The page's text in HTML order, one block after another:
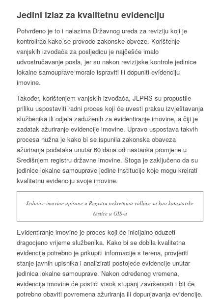
Jedini izlaz za kvalitetnu evidenciju
Potvrđeno je to i nalazima Državnog ureda za reviziju koji je
kontrolirao kako se provode zakonske obveze. Korištenje
vanjskih izvođača za posljedicu je najčešće imalo
udvostručavanje posla, jer su nakon revizijske kontrole jedinice
lokalne samouprave morale ispraviti ili dopuniti evidenciju
imovine.
Također, korištenjem vanjskih izvođača, JLPRS su propustile
priliku uspostaviti radni proces koji će uvesti praksu izvještavanja
službenika ili odjela zaduženih za evidentiranje imovine, a čiji je
zadatak ažuriranje evidencije imovine. Upravo uspostava takvih
procesa nužna je kako bi se ispunila zakonska obaveza
ažuriranja podataka unutar 60 dana od nastanka promjene u
Središnjem registru državne imovine. Stoga je zaključeno da su
jedinice lokalne samouprave jedine institucije koje mogu kreirati
kvalitetnu evidenciju svoje imovine.
Jedinice imovine upisane u Registru nekretnina vidljive su kao katastarske
čestice u GIS-u
Evidentiranje imovine je proces koji će inicijalno oduzeti
dragocjeno vrijeme službenika. Kako bi se dobila kvalitetna
evidencija potrebno je prikupiti informacije s terena, provjeriti
stanje javnih upisnika i analizirati postojeće evidencije unutar
jedinica lokalne samouprave. Nakon određenog vremena,
evidencija imovine će postići visok stupanj završenosti i bit će
potrebno obaviti povremena ažuriranja ili dopunjavanja evidencije.